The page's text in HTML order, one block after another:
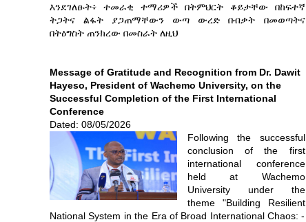
እንደገለፁት፥ ተመራቂ ተማሪዎች በትምህርት ቆይታቸው በከፍተኛ
ትጋትና ልፋት ያጋጠማቸውን ውጣ ውረድ በብቃት በመወጣትና
በትዕግስት ጠንክረው በመስራት ለዚህ
Message of Gratitude and Recognition from Dr. Dawit
Hayeso, President of Wachemo University, on the
Successful Completion of the First International
Conference
Dated: 08/05/2026
Following the successful
conclusion of the first
international conference
held at Wachemo
University under the
theme "Building Resilient
National System in the Era of Broad International Chaos: -